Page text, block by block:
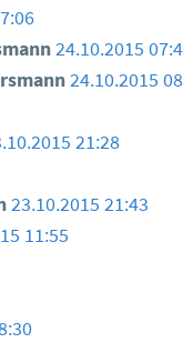
24.10.2015
24.10.2015
21:28
23.10.2015 21:43
11:55